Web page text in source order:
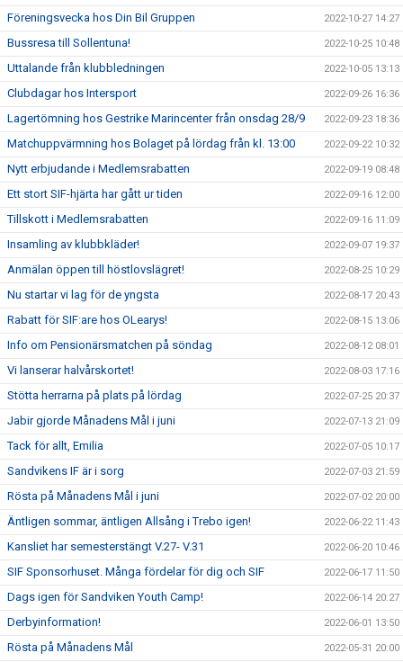
Föreningsvecka hos Din Bil Gruppen 2022-10-27 14:27
Bussresa till Sollentuna! 2022-10-25 10:48
Uttalande från klubbledningen 2022-10-05 13:13
Clubdagar hos Intersport 2022-09-26 16:36
Lagertömning hos Gestrike Marincenter från onsdag 28/9 2022-09-23 18:36
Matchuppvärmning hos Bolaget på lördag från kl. 13:00 2022-09-22 10:32
Nytt erbjudande i Medlemsrabatten 2022-09-19 08:48
Ett stort SIF-hjärta har gått ur tiden 2022-09-16 12:00
Tillskott i Medlemsrabatten 2022-09-16 11:09
Insamling av klubbkläder! 2022-09-07 19:37
Anmälan öppen till höstlovslägret! 2022-08-25 10:29
Nu startar vi lag för de yngsta 2022-08-17 20:43
Rabatt för SIF:are hos OLearys! 2022-08-15 13:06
Info om Pensionärsmatchen på söndag 2022-08-12 08:01
Vi lanserar halvårskortet! 2022-08-03 17:16
Stötta herrarna på plats på lördag 2022-07-25 20:37
Jabir gjorde Månadens Mål i juni 2022-07-13 21:09
Tack för allt, Emilia 2022-07-05 10:17
Sandvikens IF är i sorg 2022-07-03 21:59
Rösta på Månadens Mål i juni 2022-07-02 20:00
Äntligen sommar, äntligen Allsång i Trebo igen! 2022-06-22 11:43
Kansliet har semesterstängt V.27- V.31 2022-06-20 10:46
SIF Sponsorhuset. Många fördelar för dig och SIF 2022-06-17 11:50
Dags igen för Sandviken Youth Camp! 2022-06-14 20:27
Derbyinformation! 2022-06-01 13:50
Rösta på Månadens Mål 2022-05-31 20:00